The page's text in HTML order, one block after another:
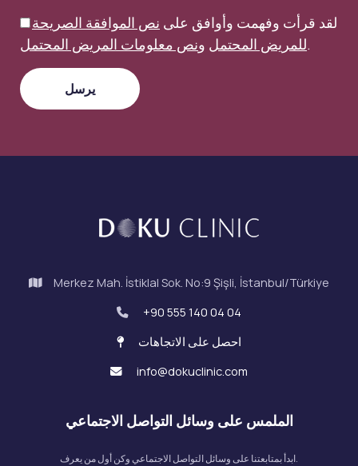
لقد قرأت وفهمت وأوافق على نص الموافقة الصريحة
للمريض المحتمل ونص معلومات المريض المحتمل .
Merkez Mah. İstiklal Sok. No:9 Şişli, İstanbul/Türkiye
+90 555 140 04 04
احصل على الاتجاهات
info@dokuclinic.com
الملمس على وسائل التواصل الاجتماعي
ابدأ بمتابعتنا على وسائل التواصل الاجتماعي وكن أول من يعرف.